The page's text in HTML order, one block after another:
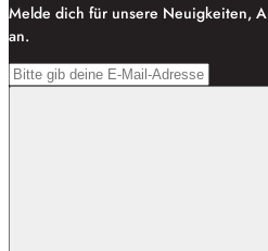
Melde dich für unsere Neuigkeiten,
an.